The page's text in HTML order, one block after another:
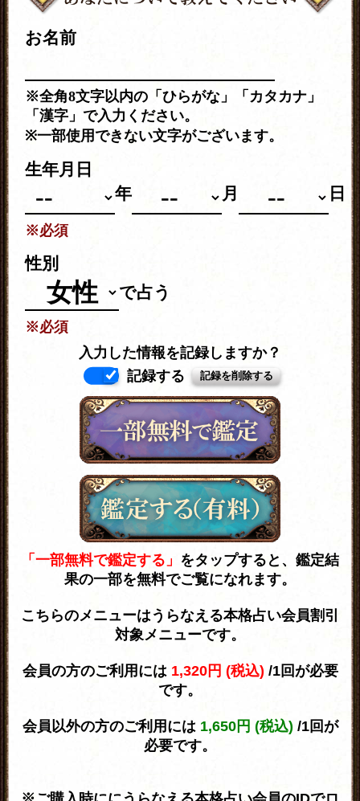
お名前
※全角8文字以内の「ひらがな」「カタカナ」
「漢字」で入力ください。
※一部使用できない文字がございます。
生年月日
年
月 日
※必須
性別
で占う
※必須
入力した情報を記録しますか？
記録する
「一部無料で鑑定する」 をタップすると、鑑定結
果の一部を無料でご覧になれます。
こちらのメニューはうらなえる本格占い会員割引
対象メニューです。
会員の方のご利用には 1,320円 (税込) /1回が必要
です。
会員以外の方のご利用には 1,650円 (税込) /1回が
必要です。